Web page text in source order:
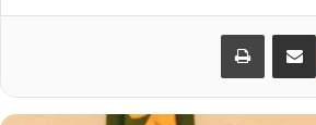
Share via Email
Print